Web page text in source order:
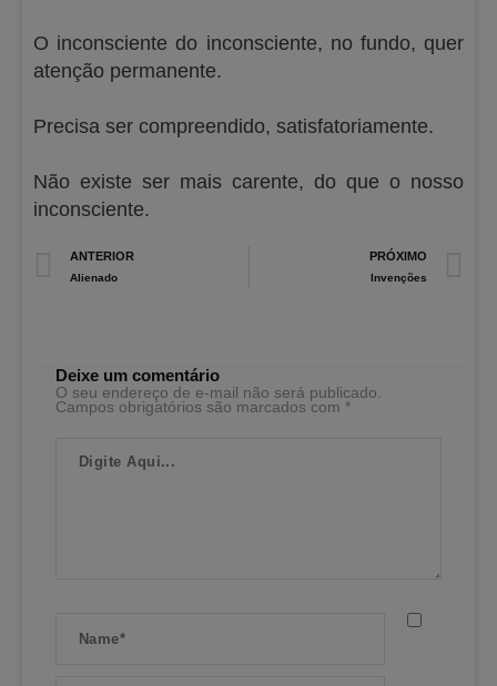
O inconsciente do inconsciente, no fundo, quer
atenção permanente.
Precisa ser compreendido, satisfatoriamente.
Não existe ser mais carente, do que o nosso
inconsciente.
Prev
ANTERIOR
Alienado
PRÓXIMO
Invenções
Deixe um comentário
O seu endereço de e-mail não será publicado.
Campos obrigatórios são marcados com *
Aqui...